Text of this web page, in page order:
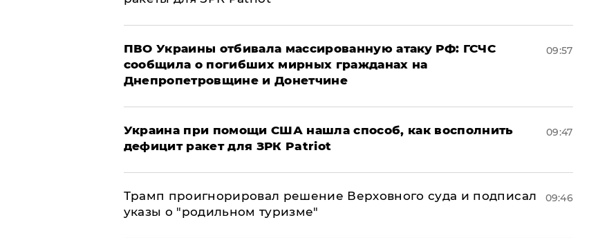
ПВО Украины отбивала массированную атаку РФ: ГСЧС
сообщила о погибших мирных гражданах на
Днепропетровщине и Донетчине
09:57
Украина при помощи США нашла способ, как восполнить
дефицит ракет для ЗРК Patriot
09:47
Трамп проигнорировал решение Верховного суда и подписал
указы о "родильном туризме"
09:46